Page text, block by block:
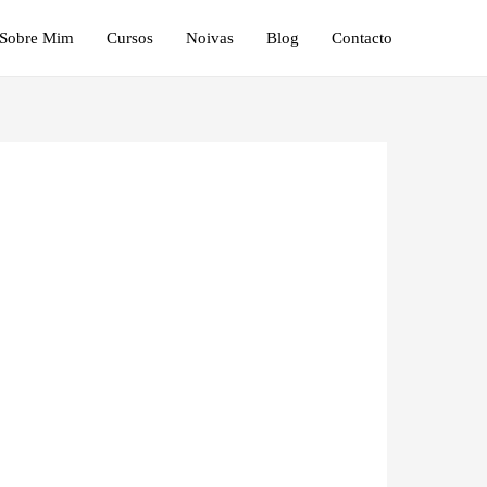
Sobre Mim Cursos Noivas Blog Contacto